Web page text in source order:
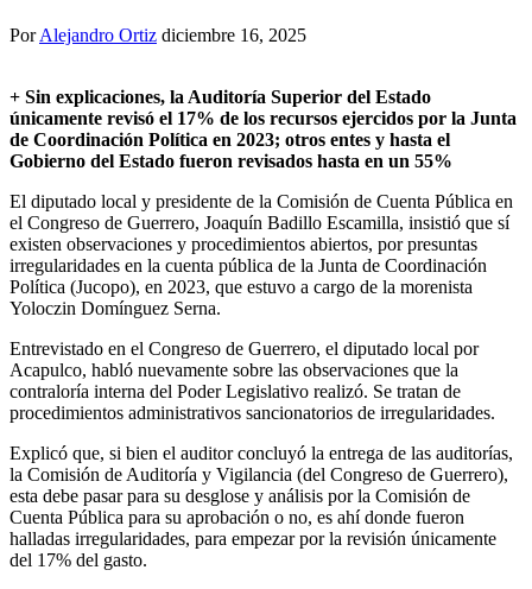
PorAlejandro Ortiz diciembre 16, 2025
+ Sin explicaciones, la Auditoría Superior del Estado
únicamente revisó el 17% de los recursos ejercidos por la Junta
de Coordinación Política en 2023; otros entes y hasta el
Gobierno del Estado fueron revisados hasta en un 55%
El diputado local y presidente de la Comisión de Cuenta Pública en
el Congreso de Guerrero, Joaquín Badillo Escamilla, insistió que sí
existen observaciones y procedimientos abiertos, por presuntas
irregularidades en la cuenta pública de la Junta de Coordinación
Política (Jucopo), en 2023, que estuvo a cargo de la morenista
Yoloczin Domínguez Serna.
Entrevistado en el Congreso de Guerrero, el diputado local por
Acapulco, habló nuevamente sobre las observaciones que la
contraloría interna del Poder Legislativo realizó. Se tratan de
procedimientos administrativos sancionatorios de irregularidades.
Explicó que, si bien el auditor concluyó la entrega de las auditorías,
la Comisión de Auditoría y Vigilancia (del Congreso de Guerrero),
esta debe pasar para su desglose y análisis por la Comisión de
Cuenta Pública para su aprobación o no, es ahí donde fueron
halladas irregularidades, para empezar por la revisión únicamente
del 17% del gasto.